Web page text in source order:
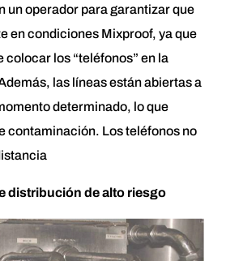
un operador para garantizar que
en condiciones Mixproof, ya que
colocar los “teléfonos” en la
las líneas están abiertas a
determinado, lo que
contaminación. Los teléfonos no
distribución de alto riesgo